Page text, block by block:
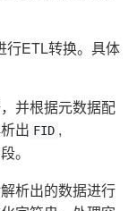
行ETL转换。具体
并根据元数据配
出 FID ,
。
析出的数据进行